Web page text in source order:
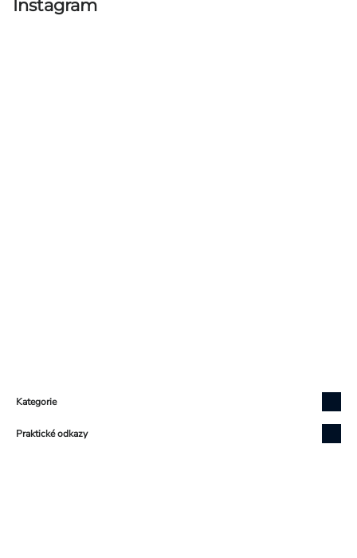
Instagram
Kategorie
Praktické odkazy